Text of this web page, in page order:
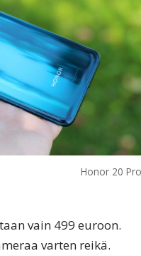
Honor 20 Pro
vain 499 euroon.
varten reikä.